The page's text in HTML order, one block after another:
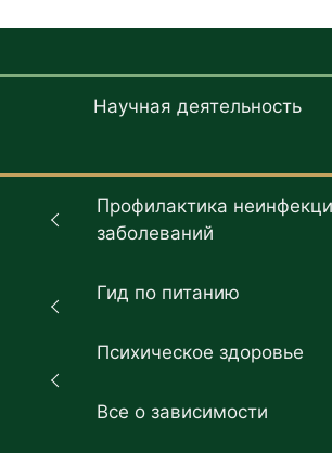
Научная деятельность
Профилактика
заболеваний
Гид по питанию
Психическое здоровье
Все о зависимости